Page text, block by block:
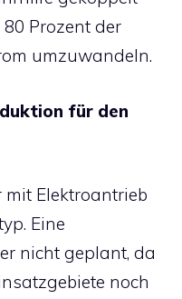
Prozent der
umzuwandeln.
für den
mit Elektroantrieb
Eine
nicht geplant, da
noch